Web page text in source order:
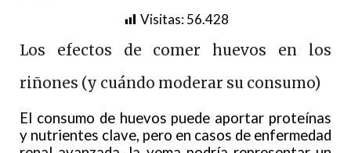
Visitas:56.428
Los efectos de comer huevos en los
riñones (y cuándo moderar su consumo)
El consumo de huevos puede aportar proteínas
y nutrientes clave, pero en casos de enfermedad